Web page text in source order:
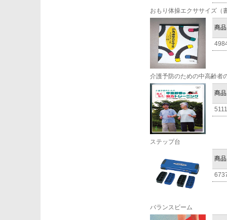
おもり体操エクササイズ（
商
介護予防のための中高齢者
商
ステップ台
商
バランスビーム